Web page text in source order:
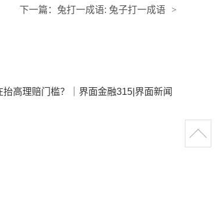
>
下一篇： 兔打一成语: 兔子打一成语
高理赔门槛？｜界面金融315|界面新闻